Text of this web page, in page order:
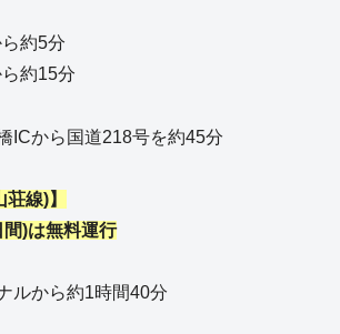
約5分
約15分
から国道218号を約45分
線)】
)は無料運行
ルから約1時間40分